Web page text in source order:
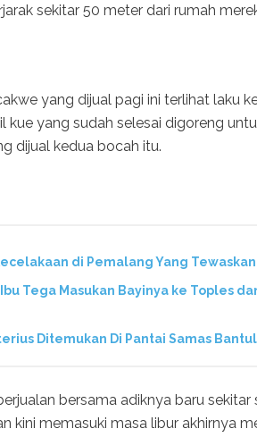
sekitar 50 meter dari rumah
yang dijual pagi ini terlihat laku
kue yang sudah selesai digoreng
dijual kedua bocah itu.
di Pemalang Yang Tewaskan
Tega Masukan Bayinya ke Toples
Ditemukan Di Pantai Samas Bantul
bersama adiknya baru sekitar
kini memasuki masa libur akhirnya